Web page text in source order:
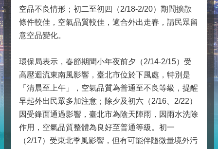
空品不良情形；初二至初四（2/18-2/20）期間擴散
條件較佳，空氣品質較佳，適合外出走春，請民眾留
意空品變化。
環保局表示，春節期間小年夜前夕（2/14-2/15）受
高壓迴流東南風影響，臺北市位於下風處，特別是
「清晨至上午」，空氣品質為普通至不良等級，提醒
早起外出民眾多加注意；除夕及初六（2/16、2/22）
因受鋒面通過影響，臺北市為陰天陣雨，因雨水洗除
作用，空氣品質整體為良好至普通等級。初一
（2/17）受東北季風影響，但有可能伴隨微量境外污